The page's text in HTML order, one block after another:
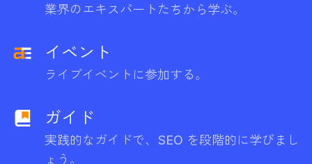
業界のエキスパートたちから学ぶ。
イベント
ライブイベントに参加する。
ガイド
実践的なガイドで、SEO を段階的に学びまし
ょう。